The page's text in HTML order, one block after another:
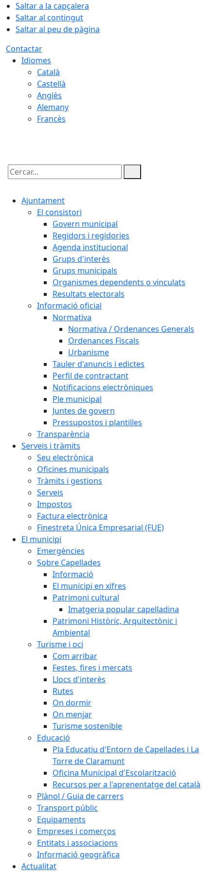
Saltar a la capçalera
Saltar al contingut
Saltar al peu de pàgina
Contactar
Idiomes
Català
Castellà
Anglès
Alemany
Francès
Cercar:
Ajuntament
El consistori
Govern municipal
Regidors i regidories
Agenda institucional
Grups d'interès
Grups municipals
Organismes dependents o vinculats
Resultats electorals
Informació oficial
Normativa
Normativa / Ordenances Generals
Ordenances Fiscals
Urbanisme
Tauler d'anuncis i edictes
Perfil de contractant
Notificacions electròniques
Ple municipal
Juntes de govern
Pressupostos i plantilles
Transparència
Serveis i tràmits
Seu electrònica
Oficines municipals
Tràmits i gestions
Serveis
Impostos
Factura electrònica
Finestreta Única Empresarial (FUE)
El municipi
Emergències
Sobre Capellades
Informació
El municipi en xifres
Patrimoni cultural
Imatgeria popular capelladina
Patrimoni Històric, Arquitectònic i
Ambiental
Turisme i oci
Com arribar
Festes, fires i mercats
Llocs d'interès
Rutes
On dormir
On menjar
Turisme sostenible
Educació
Pla Educatiu d'Entorn de Capellades i La
Torre de Claramunt
Oficina Municipal d'Escolarització
Recursos per a l'aprenentatge del català
Plànol / Guia de carrers
Transport públic
Equipaments
Empreses i comerços
Entitats i associacions
Informació geogràfica
Actualitat